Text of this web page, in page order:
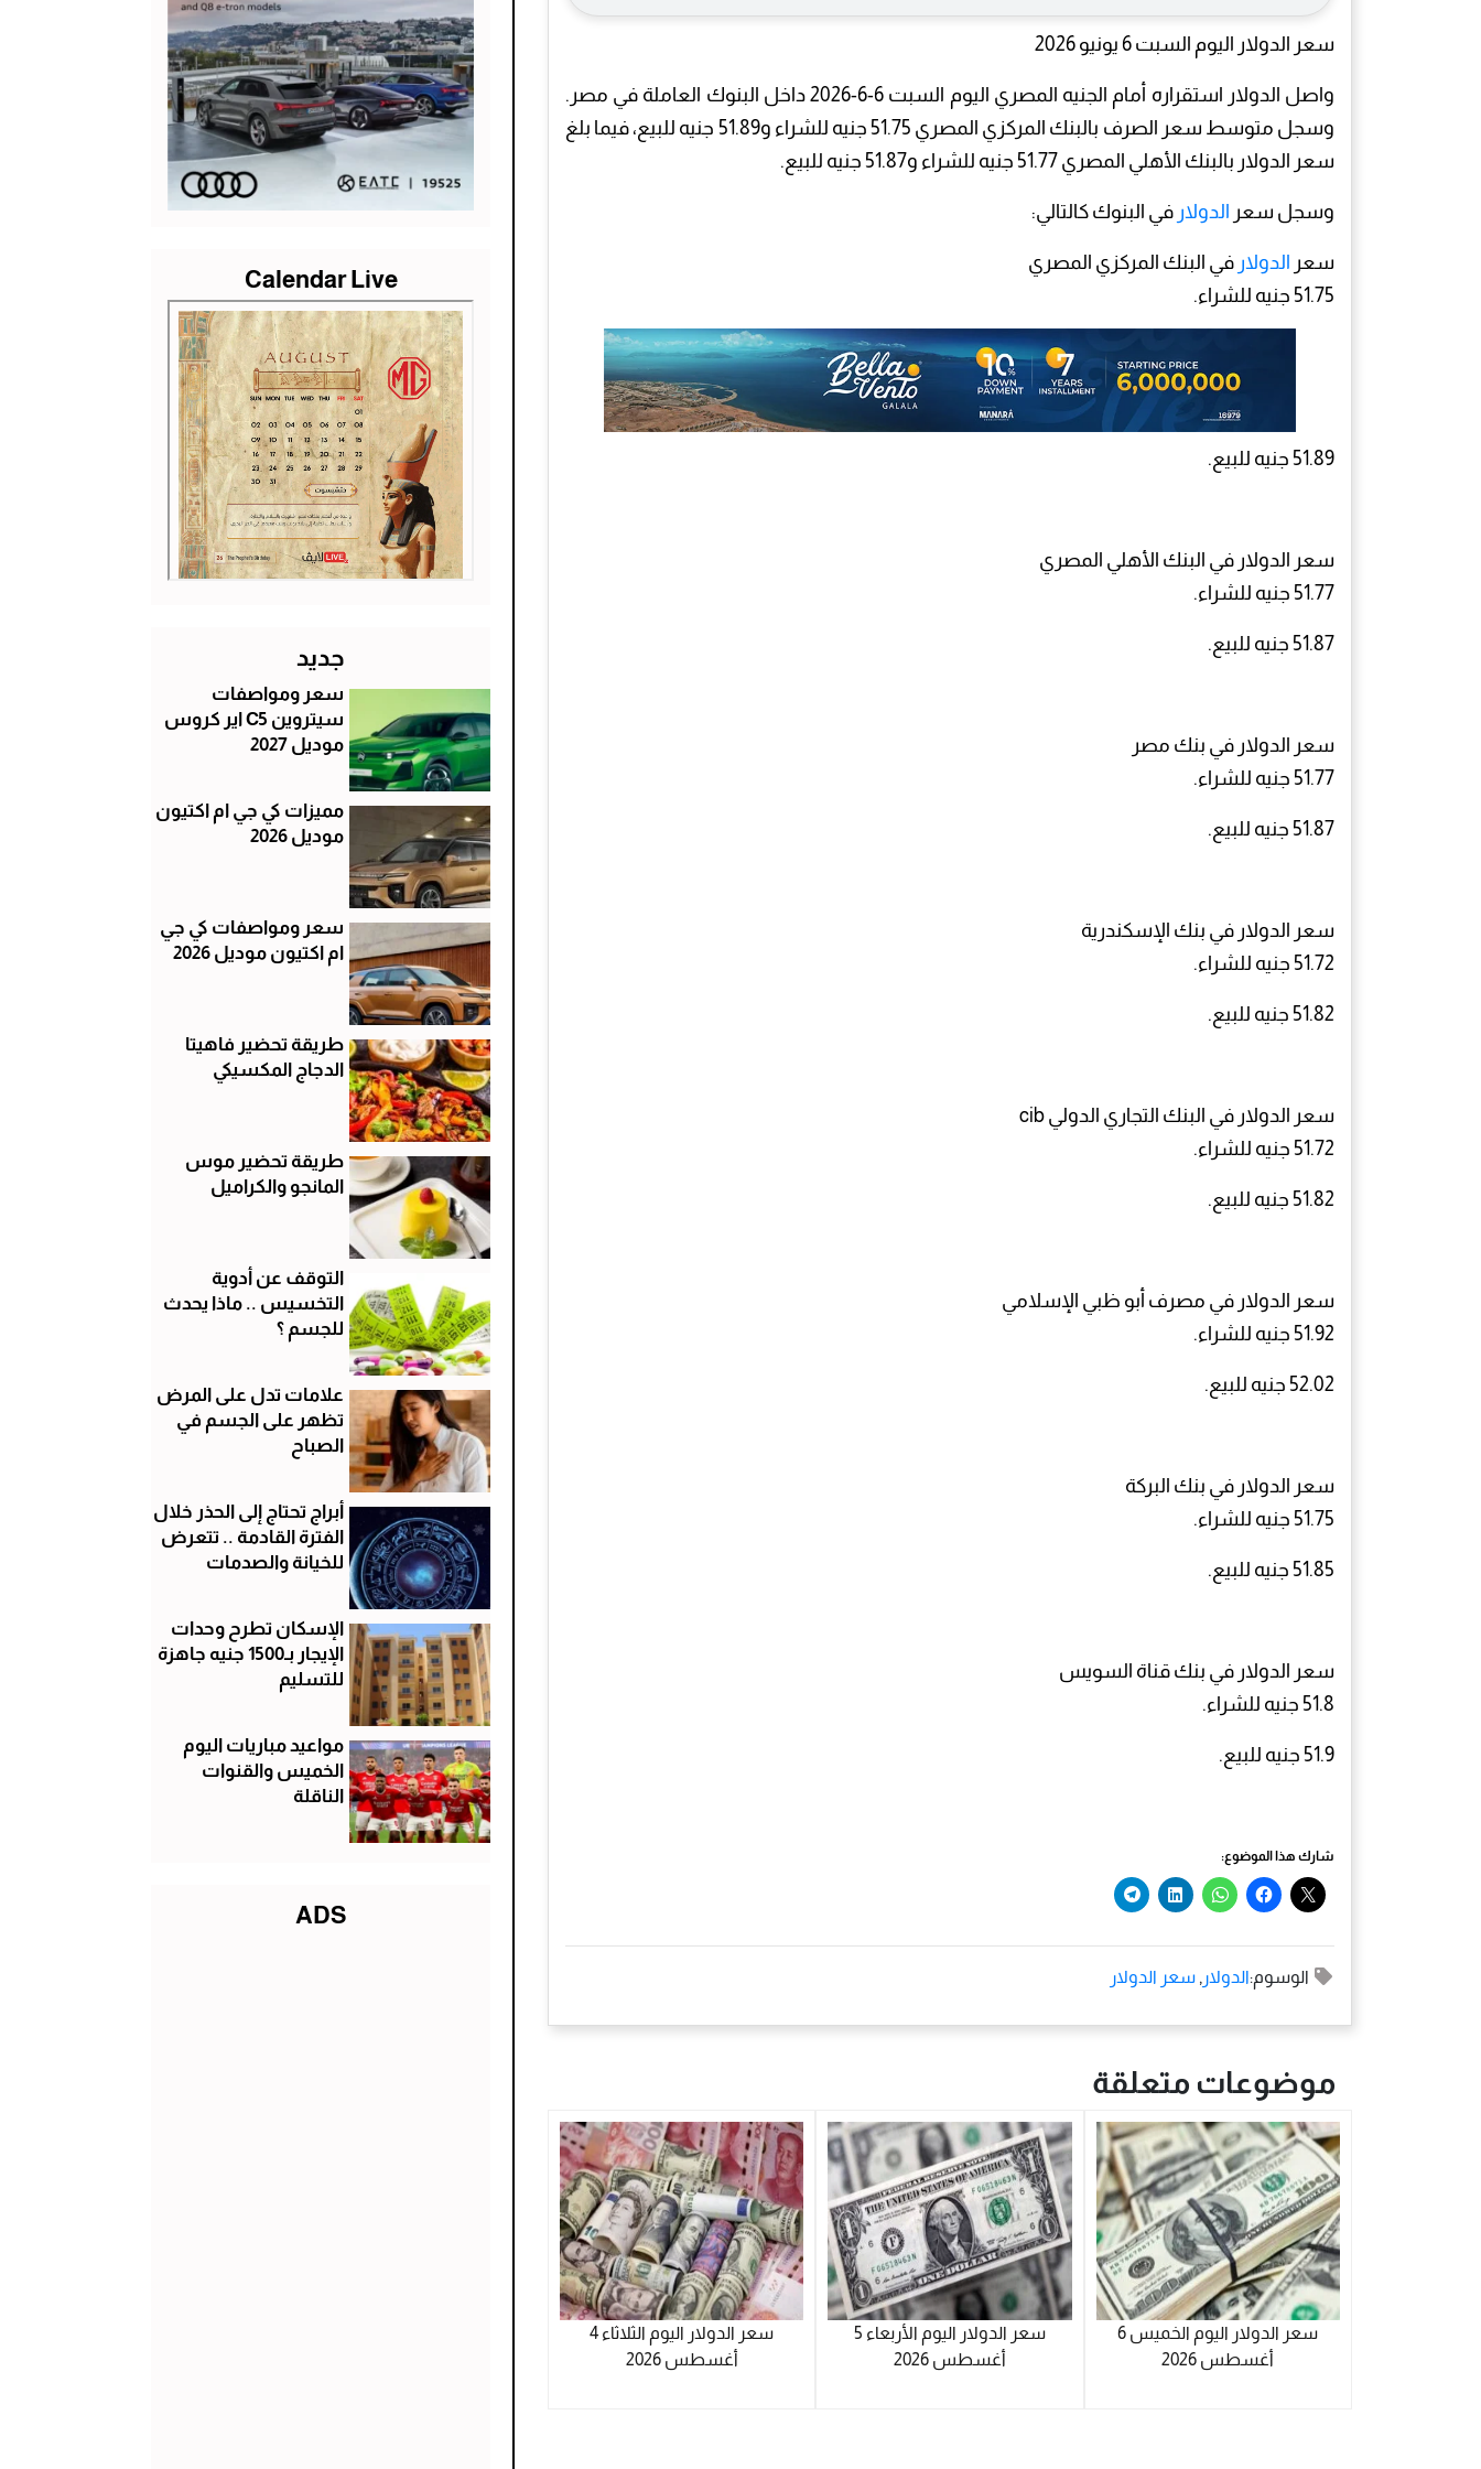
سعر الدولار اليوم السبت 6 يونيو 2026
واصل الدولار استقراره أمام الجنيه المصري اليوم السبت 6-6-2026 داخل البنوك العاملة في مصر.
وسجل متوسط سعر الصرف بالبنك المركزي المصري 51.75 جنيه للشراء و51.89 جنيه للبيع، فيما بلغ
سعر الدولار بالبنك الأهلي المصري 51.77 جنيه للشراء و51.87 جنيه للبيع.
وسجل سعر الدولار في البنوك كالتالي:
سعر الدولار في البنك المركزي المصري
51.75 جنيه للشراء.
51.89 جنيه للبيع.
سعر الدولار في البنك الأهلي المصري
51.77 جنيه للشراء.
51.87 جنيه للبيع.
سعر الدولار في بنك مصر
51.77 جنيه للشراء.
51.87 جنيه للبيع.
سعر الدولار في بنك الإسكندرية
51.72 جنيه للشراء.
51.82 جنيه للبيع.
سعر الدولار في البنك التجاري الدولي cib
51.72 جنيه للشراء.
51.82 جنيه للبيع.
سعر الدولار في مصرف أبو ظبي الإسلامي
51.92 جنيه للشراء.
52.02 جنيه للبيع.
سعر الدولار في بنك البركة
51.75 جنيه للشراء.
51.85 جنيه للبيع.
سعر الدولار في بنك قناة السويس
51.8 جنيه للشراء.
51.9 جنيه للبيع.
شارك هذا الموضوع:
الوسوم:الدولار , سعر الدولار
موضوعات متعلقة
سعر الدولار اليوم الخميس 6
أغسطس 2026
سعر الدولار اليوم الأربعاء 5
أغسطس 2026
سعر الدولار اليوم الثلاثاء 4
أغسطس 2026
Calendar Live
جديد
سعر ومواصفات
سيتروين C5 اير كروس
موديل 2027
مميزات كي جي ام اكتيون
موديل 2026
سعر ومواصفات كي جي
ام اكتيون موديل 2026
طريقة تحضير فاهيتا
الدجاج المكسيكي
طريقة تحضير موس
المانجو والكراميل
التوقف عن أدوية
التخسيس .. ماذا يحدث
للجسم ؟
علامات تدل على المرض
تظهر على الجسم في
الصباح
أبراج تحتاج إلى الحذر خلال
الفترة القادمة .. تتعرض
للخيانة والصدمات
الإسكان تطرح وحدات
الإيجار بـ1500 جنيه جاهزة
للتسليم
مواعيد مباريات اليوم
الخميس والقنوات
الناقلة
ADS